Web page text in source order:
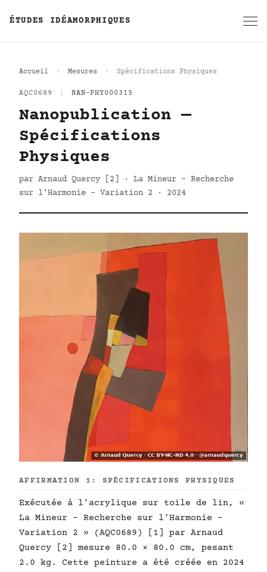
ÉTUDES IDÉAMORPHIQUES
Accueil Mesures Spécifications Physiques
AQC0689 NAN-PHY000315
Nanopublication —
Spécifications
Physiques
par Arnaud Quercy [2] · La Mineur - Recherche
sur l'Harmonie - Variation 2 · 2024
AFFIRMATION 1: SPÉCIFICATIONS PHYSIQUES
Exécutée à l'acrylique sur toile de lin, «
La Mineur - Recherche sur l'Harmonie -
Variation 2 » (AQC0689) [1] par Arnaud
Quercy [2] mesure 80.0 × 80.0 cm, pesant
2.0 kg. Cette peinture a été créée en 2024